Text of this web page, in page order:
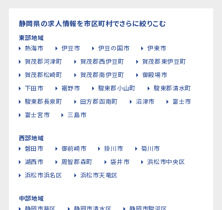
静岡県の求人情報を市区町村でさらに絞りこむ
東部地域
熱海市
伊豆市 伊豆の国市
伊東市
賀茂郡河津町
賀茂郡西伊豆町
賀茂郡東伊豆町
賀茂郡松崎町
賀茂郡南伊豆町
御殿場市
下田市
裾野市 駿東郡小山町
駿東郡清水町
駿東郡長泉町
田方郡函南町 沼津市
富士市
富士宮市
三島市
西部地域
磐田市
御前崎市 掛川市
菊川市
湖西市
周智郡森町 袋井市
浜松市中央区
浜松市浜名区
浜松市天竜区
中部地域
静岡市葵区
静岡市清水区
静岡市駿河区